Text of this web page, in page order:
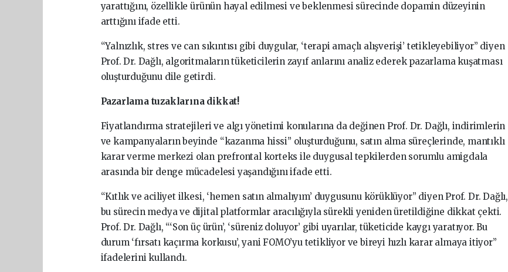
yarattığını, özellikle ürünün hayal edilmesi ve beklenmesi sürecinde dopamin düzeyinin
arttığını ifade etti.
“Yalnızlık, stres ve can sıkıntısı gibi duygular, ‘terapi amaçlı alışverişi’ tetikleyebiliyor” diyen
Prof. Dr. Dağlı, algoritmaların tüketicilerin zayıf anlarını analiz ederek pazarlama kuşatması
oluşturduğunu dile getirdi.
Pazarlama tuzaklarına dikkat!
Fiyatlandırma stratejileri ve algı yönetimi konularına da değinen Prof. Dr. Dağlı, indirimlerin
ve kampanyaların beyinde “kazanma hissi” oluşturduğunu, satın alma süreçlerinde, mantıklı
karar verme merkezi olan prefrontal korteks ile duygusal tepkilerden sorumlu amigdala
arasında bir denge mücadelesi yaşandığını ifade etti.
“Kıtlık ve aciliyet ilkesi, ‘hemen satın almalıyım’ duygusunu körüklüyor” diyen Prof. Dr. Dağlı,
bu sürecin medya ve dijital platformlar aracılığıyla sürekli yeniden üretildiğine dikkat çekti.
Prof. Dr. Dağlı, “‘Son üç ürün’, ‘süreniz doluyor’ gibi uyarılar, tüketicide kaygı yaratıyor. Bu
durum ‘fırsatı kaçırma korkusu’, yani FOMO’yu tetikliyor ve bireyi hızlı karar almaya itiyor”
ifadelerini kullandı.